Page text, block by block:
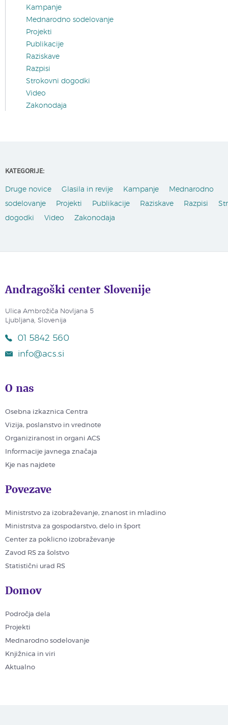
Kampanje
Mednarodno sodelovanje
Projekti
Publikacije
Raziskave
Razpisi
Strokovni dogodki
Video
Zakonodaja
KATEGORIJE:
Druge novice Glasila in revije Kampanje
Mednarodno
sodelovanje
Projekti Publikacije Raziskave Razpisi
dogodki
Video Zakonodaja
Andragoški center Slovenije
Ulica Ambrožiča Novljana 5
Ljubljana, Slovenija
01 5842 560
info@acs.si
O nas
Osebna izkaznica Centra
Vizija, poslanstvo in vrednote
Organiziranost in organi ACS
Informacije javnega značaja
Kje nas najdete
Povezave
Ministrstvo za izobraževanje, znanost in mladino
Ministrstva za gospodarstvo, delo in šport
Center za poklicno izobraževanje
Zavod RS za šolstvo
Statistični urad RS
Domov
Področja dela
Projekti
Mednarodno sodelovanje
Knjižnica in viri
Aktualno